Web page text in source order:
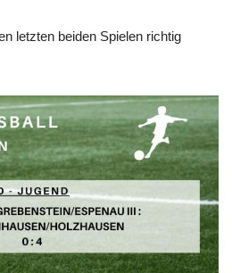
letzten beiden Spielen richtig